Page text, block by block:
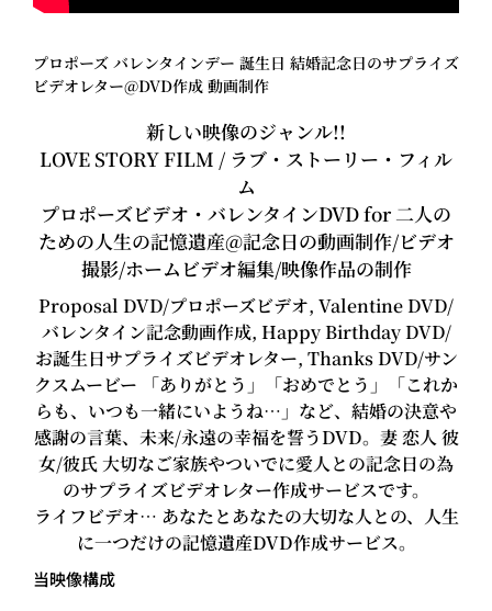
プロポーズ バレンタインデー 誕生日 結婚記念日のサプライズ
ビデオレター@DVD作成 動画制作
新しい映像のジャンル!!
LOVE STORY FILM / ラブ・ストーリー・フィル
ム
プロポーズビデオ・バレンタインDVD for 二人の
ための人生の記憶遺産@記念日の動画制作/ビデオ
撮影/ホームビデオ編集/映像作品の制作
Proposal DVD/プロポーズビデオ, Valentine DVD/
バレンタイン記念動画作成, Happy Birthday DVD/
お誕生日サプライズビデオレター, Thanks DVD/サン
クスムービー 「ありがとう」「おめでとう」「これか
らも、いつも一緒にいようね…」など、結婚の決意や
感謝の言葉、未来/永遠の幸福を誓うDVD。妻 恋人 彼
女/彼氏 大切なご家族やついでに愛人との記念日の為
のサプライズビデオレター作成サービスです。
ライフビデオ… あなたとあなたの大切な人との、人生
に一つだけの記憶遺産DVD作成サービス。
当映像構成